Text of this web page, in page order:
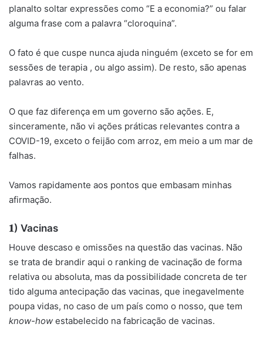
planalto soltar expressões como “E a economia?” ou falar
alguma frase com a palavra “cloroquina”.
O fato é que cuspe nunca ajuda ninguém (exceto se for em
sessões de terapia , ou algo assim). De resto, são apenas
palavras ao vento.
O que faz diferença em um governo são ações. E,
sinceramente, não vi ações práticas relevantes contra a
COVID-19, exceto o feijão com arroz, em meio a um mar de
falhas.
Vamos rapidamente aos pontos que embasam minhas
afirmação.
𝟏) Vacinas
Houve descaso e omissões na questão das vacinas. Não
se trata de brandir aqui o ranking de vacinação de forma
relativa ou absoluta, mas da possibilidade concreta de ter
tido alguma antecipação das vacinas, que inegavelmente
poupa vidas, no caso de um país como o nosso, que tem
know-how estabelecido na fabricação de vacinas.